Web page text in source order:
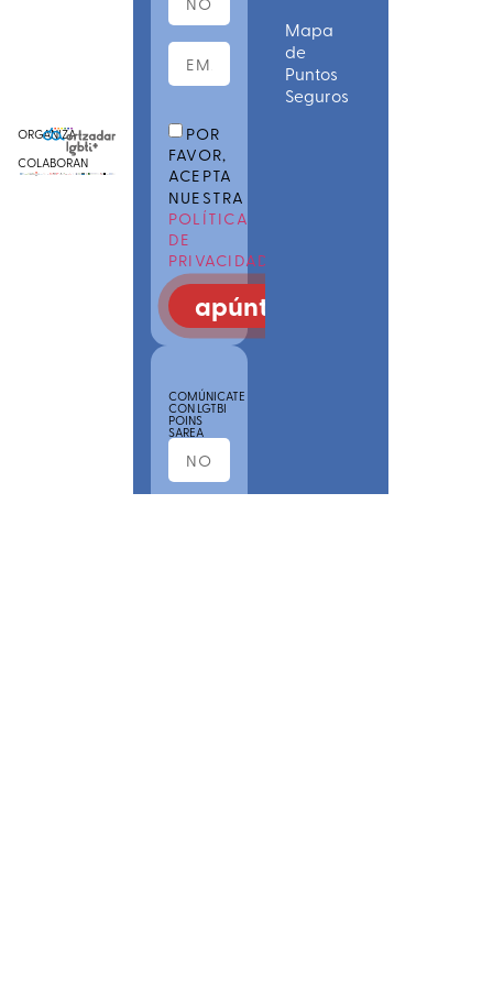
ORGANIZA
COLABORAN
POR
FAVOR,
ACEPTA
NUESTRA
POLÍTICA
DE
PRIVACIDAD
apúntate
COMÚNICATE
CON LGTBI
POINS
SAREA
Mapa
de
Puntos
Seguros